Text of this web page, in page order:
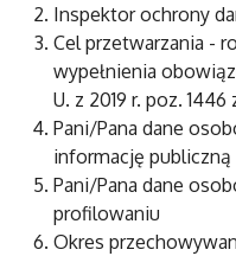
Inspektor ochrony
Cel przetwarzania -
wypełnienia
U. z 2019 r. poz. 1446
Pani/Pana dane
informację publiczną
Pani/Pana dane
profilowaniu
Okres